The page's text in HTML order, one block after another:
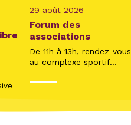
29 août 2026
Forum des
associations
De 11h à 13h, rendez-vous
au complexe sportif...